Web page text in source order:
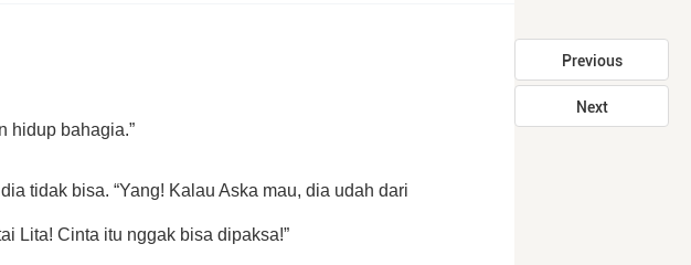
hidup bahagia.”
tidak bisa. “Yang! Kalau Aska mau, dia udah dari
Lita! Cinta itu nggak bisa dipaksa!”
Previous
Next